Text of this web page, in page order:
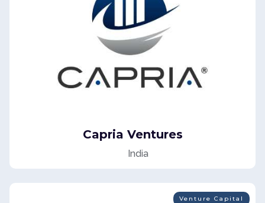
Capria Ventures
India
Venture Capital